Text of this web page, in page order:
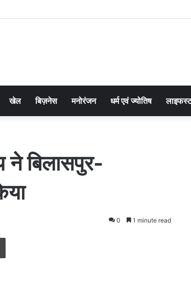
खेल बिज़नेस मनोरंजन धर्म एवं ज्योतिष
ने बिलासपुर-
0 1 minute read
Print